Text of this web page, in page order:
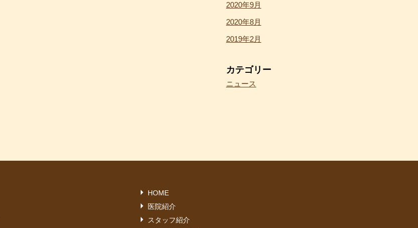
2020年9月
2020年8月
2019年2月
カテゴリー
ニュース
HOME
医院紹介
スタッフ紹介